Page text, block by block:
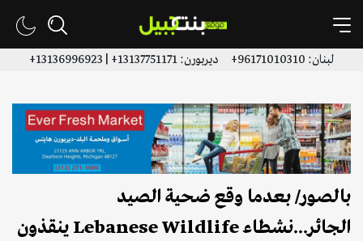
لبنان: 96171010310+ ديربورن: 13137751171+ | 13136996923+
بالصور/ بعدما وقع ضحية الصيد
الجائر...نشطاء Lebanese Wildlife ينقذون